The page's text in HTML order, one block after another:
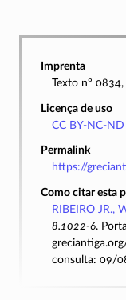
Imprenta
Texto nº
Licença de uso
CC BY-NC-
Permalink
https://
Como citar esta
RIBEIRO JR.,
8.1022-6.
consulta: 09/